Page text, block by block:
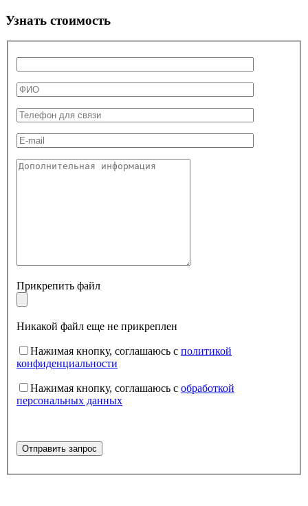
Узнать стоимость
Прикрепить файл
Никакой файл еще не прикреплен
Нажимая кнопку, соглашаюсь с политикой
конфиденциальности
Нажимая кнопку, соглашаюсь с обработкой
персональных данных